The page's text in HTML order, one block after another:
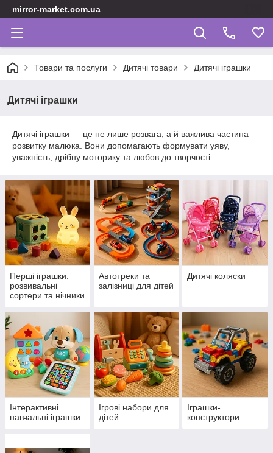
mirror-market.com.ua
Товари та послуги Дитячі товари Дитячі іграшки
Дитячі іграшки
Дитячі іграшки — це не лише розвага, а й важлива частина
розвитку малюка. Вони допомагають формувати уяву,
уважність, дрібну моторику та любов до творчості
Перші іграшки:
розвивальні
сортери та нічники
Автотреки та
залізниці для дітей
Дитячі коляски
Інтерактивні
навчальні іграшки
Ігрові набори для
дітей
Іграшки-
конструктори